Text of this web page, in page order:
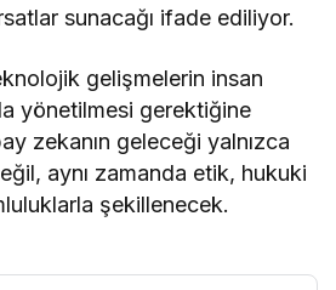
sunacağı ifade ediliyor.
gelişmelerin insan
yönetilmesi gerektiğine
zekanın geleceği yalnızca
aynı zamanda etik, hukuki
şekillenecek.